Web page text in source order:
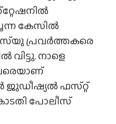
കേസിൽ
പ്രവർത്തകരെ
വിട്ടു. നാളെ
ജുഡീഷ്യൽ ഫസ്‌റ്റ്
പോലീസ്